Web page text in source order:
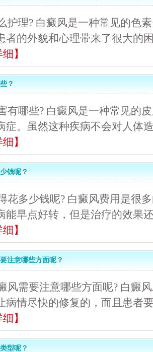
护理? 白癜风是一种常见的色
者的外貌和心理带来了很大的
细】
？
有哪些? 白癜风是一种常见的
症。虽然这种疾病不会对人体
细】
钱呢？
花多少钱呢? 白癜风费用是很
能早点好转，但是治疗的效果
细】
注意哪些方面呢？
风需要注意哪些方面呢? 白癜
病情尽快的修复的，而且患者
细】
型呢？